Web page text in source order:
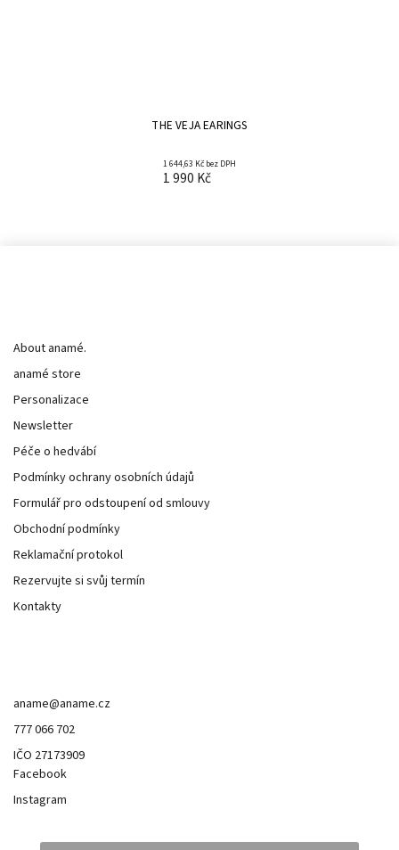
THE VEJA EARINGS
1 644,63 Kč bez DPH
1 990 Kč
About anamé.
anamé store
Personalizace
Newsletter
Péče o hedvábí
Podmínky ochrany osobních údajů
Formulář pro odstoupení od smlouvy
Obchodní podmínky
Reklamační protokol
Rezervujte si svůj termín
Kontakty
aname@aname.cz
777 066 702
IČO 27173909
Facebook
Instagram